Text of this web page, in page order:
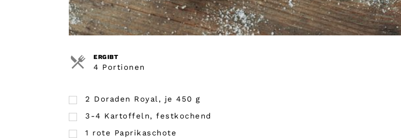
ERGIBT
4 Portionen
2 Doraden Royal, je 450 g
3-4 Kartoffeln, festkochend
1 rote Paprikaschote